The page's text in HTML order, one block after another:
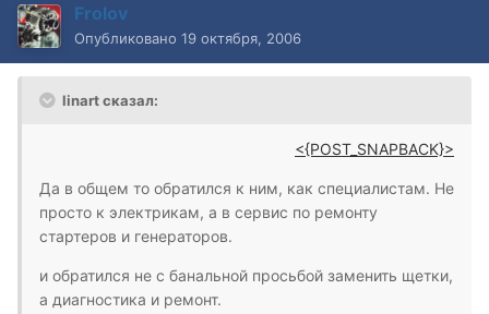
Frolov
Опубликовано 19 октября, 2006
linart сказал:
<{POST_SNAPBACK}>
Да в общем то обратился к ним, как специалистам. Не
просто к электрикам, а в сервис по ремонту
стартеров и генераторов.
и обратился не с банальной просьбой заменить щетки,
а диагностика и ремонт.